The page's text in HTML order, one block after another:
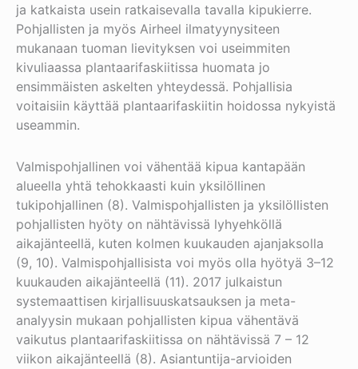
ja katkaista usein ratkaisevalla tavalla kipukierre.
Pohjallisten ja myös Airheel ilmatyynysiteen
mukanaan tuoman lievityksen voi useimmiten
kivuliaassa plantaarifaskiitissa huomata jo
ensimmäisten askelten yhteydessä. Pohjallisia
voitaisiin käyttää plantaarifaskiitin hoidossa nykyistä
useammin.
Valmispohjallinen voi vähentää kipua kantapään
alueella yhtä tehokkaasti kuin yksilöllinen
tukipohjallinen (8). Valmispohjallisten ja yksilöllisten
pohjallisten hyöty on nähtävissä lyhyehköllä
aikajänteellä, kuten kolmen kuukauden ajanjaksolla
(9, 10). Valmispohjallisista voi myös olla hyötyä 3–12
kuukauden aikajänteellä (11). 2017 julkaistun
systemaattisen kirjallisuuskatsauksen ja meta-
analyysin mukaan pohjallisten kipua vähentävä
vaikutus plantaarifaskiitissa on nähtävissä 7 – 12
viikon aikajänteellä (8). Asiantuntija-arvioiden